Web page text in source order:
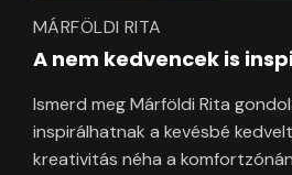
MÁRFÖLDI RITA
A nem kedvencek is
Ismerd meg Márföldi Rita
inspirálhatnak a kevésbé
kreativitás néha a